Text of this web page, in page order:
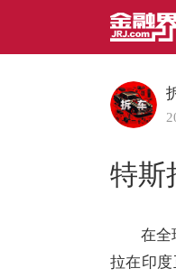
特斯
在全
拉在印